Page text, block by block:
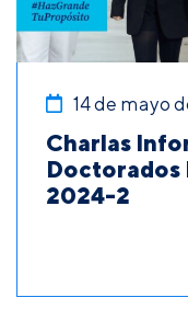
14 de mayo
Charlas
Doctorados
2024-2